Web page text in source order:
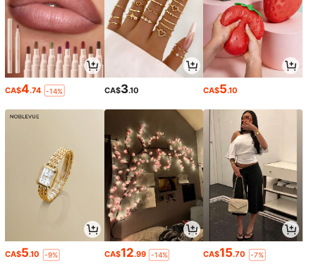
CA$4.74 -14% CA$3.10 CA$5.10
CA$5.10 -9% CA$12.99 -14% CA$15.70 -7%